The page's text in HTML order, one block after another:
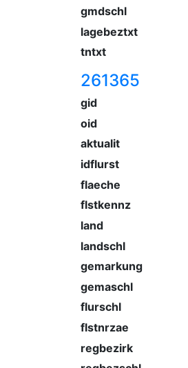
gmdschl
lagebeztxt
tntxt
261365
gid
oid
aktualit
idflurst
flaeche
flstkennz
land
landschl
gemarkung
gemaschl
flurschl
flstnrzae
regbezirk